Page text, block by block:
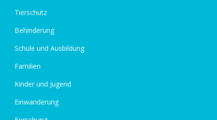
Tierschutz
Behinderung
Schule und Ausbildung
Familien
Kinder und Jugend
Einwanderung